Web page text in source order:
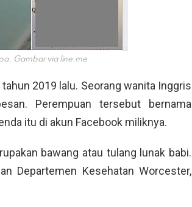
Gambar via line.me
2019 lalu. Seorang wanita Inggris
Perempuan tersebut bernama
itu di akun Facebook miliknya.
bawang atau tulang lunak babi.
Departemen Kesehatan Worcester,